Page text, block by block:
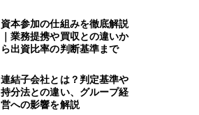
資本参加の仕組みを徹底解説
｜業務提携や買収との違いか
ら出資比率の判断基準まで
連結子会社とは？判定基準や
持分法との違い、グループ経
営への影響を解説